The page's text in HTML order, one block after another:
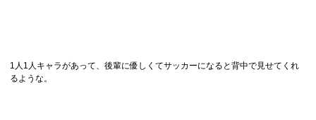
1人1人キャラがあって、後輩に優しくてサッカーになると背中で見せてくれ
るような。